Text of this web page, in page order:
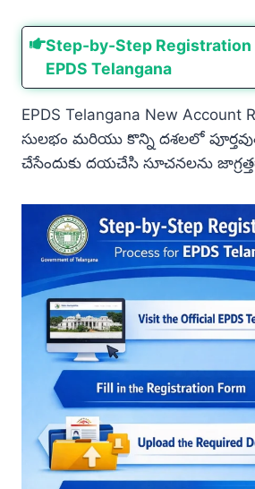
Step-by-Step Registration
EPDS Telangana
EPDS Telangana New Account
సులభం మరియు కొన్ని దశలలో
చేసేందుకు దయచేసి సూచనలను